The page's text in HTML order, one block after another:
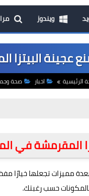
ويندوز
عجينة البيتزا
الرئيسية اخبار صحة
المقرمشة في
مميزات تجعلها خيارًا
حسب رغبتك.